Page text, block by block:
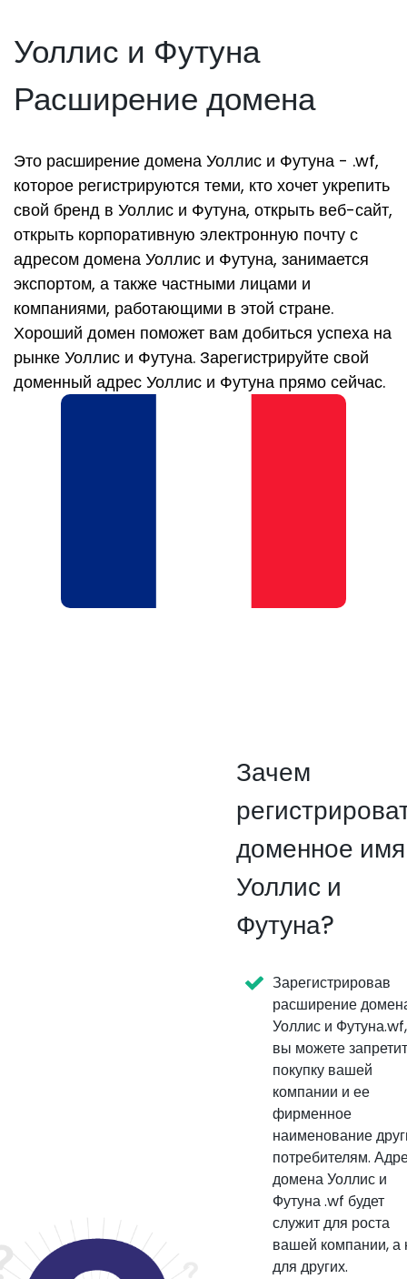
Уоллис и Футуна
Расширение домена
Это расширение домена Уоллис и Футуна - .wf,
которое регистрируются теми, кто хочет укрепить
свой бренд в Уоллис и Футуна, открыть веб-сайт,
открыть корпоративную электронную почту с
адресом домена Уоллис и Футуна, занимается
экспортом, а также частными лицами и
компаниями, работающими в этой стране.
Хороший домен поможет вам добиться успеха на
рынке Уоллис и Футуна. Зарегистрируйте свой
доменный адрес Уоллис и Футуна прямо сейчас.
Зачем
доменное
Уоллис и
Футуна?
Зарегистрировав
расширение
Уоллис и Футуна.wf,
вы можете
покупку вашей
компании и ее
фирменное
наименование
потребителям.
домена Уоллис и
Футуна .wf будет
служит для роста
вашей компании, а
для других.